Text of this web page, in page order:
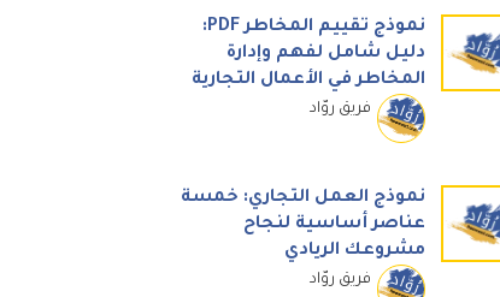
نموذج تقييم المخاطر PDF:
دليل شامل لفهم وإدارة
المخاطر في الأعمال التجارية
فريق روّاد
نموذج العمل التجاري: خمسة
عناصر أساسية لنجاح
مشروعك الريادي
فريق روّاد